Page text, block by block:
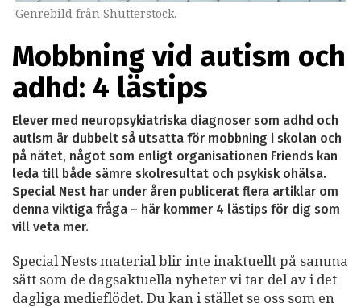
Genrebild från Shutterstock.
Mobbning vid autism och
adhd: 4 lästips
Elever med neuropsykiatriska diagnoser som adhd och
autism är dubbelt så utsatta för mobbning i skolan och
på nätet, något som enligt organisationen Friends kan
leda till både sämre skolresultat och psykisk ohälsa.
Special Nest har under åren publicerat flera artiklar om
denna viktiga fråga – här kommer 4 lästips för dig som
vill veta mer.
Special Nests material blir inte inaktuellt på samma
sätt som de dagsaktuella nyheter vi tar del av i det
dagliga medieflödet. Du kan i stället se oss som en